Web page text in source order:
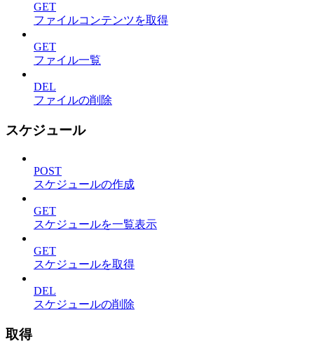
GET
ファイルコンテンツを取得
GET
ファイル一覧
DEL
ファイルの削除
スケジュール
POST
スケジュールの作成
GET
スケジュールを一覧表示
GET
スケジュールを取得
DEL
スケジュールの削除
取得